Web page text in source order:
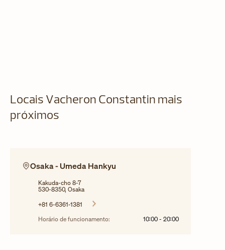
Locais Vacheron Constantin mais
próximos
Osaka - Umeda Hankyu
Kakuda-cho 8-7
530-8350, Osaka
+81 6-6361-1381
Horário de funcionamento:
10:00 - 20:00